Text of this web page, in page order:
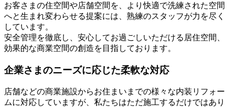
お客さまの住空間や店舗空間を、より快適で洗練された空間
へと生まれ変わらせる提案には、熟練のスタッフが力を尽く
しています。
安全管理を徹底し、安心してお過ごしいただける居住空間、
効果的な商業空間の創造を目指しております。
企業さまのニーズに応じた柔軟な対応
店舗などの商業施設からお住まいまでの様々な内装リフォー
ムに対応していますが、私たちはただ施工するだけではあり